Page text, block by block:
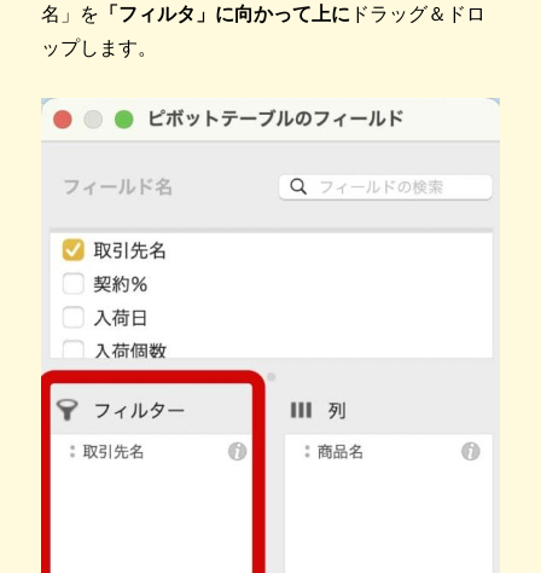
名」を 「フィルタ」に向かって上に ドラッグ＆ドロ
ップします。